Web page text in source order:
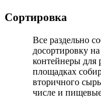
Сортировка
Все раздельно
досортировку
контейнеры для
площадках
вторичного
числе и